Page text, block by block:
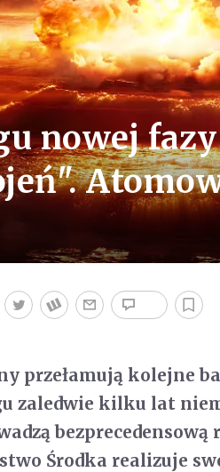
nowej
przełamują kolejne
zaledwie kilku lat
Środka realizuje